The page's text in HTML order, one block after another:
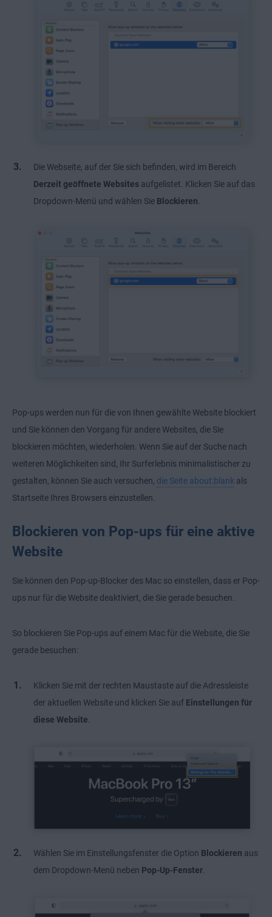
Die Webseite, auf der Sie sich befinden, wird im Bereich
Derzeit geöffnete Websites aufgelistet. Klicken Sie auf das
Dropdown-Menü und wählen Sie Blockieren
Pop-ups werden nun für die von Ihnen gewählte Website blockiert
und Sie können den Vorgang für andere Websites, die Sie
blockieren möchten, wiederholen. Wenn Sie auf der Suche nach
weiteren Möglichkeiten sind, Ihr Surferlebnis minimalistischer zu
gestalten, können Sie auch versuchen, die Seite about:blank als
Startseite Ihres Browsers einzustellen.
Blockieren von Pop-ups für eine aktive
Website
Sie können den Pop-up-Blocker des Mac so einstellen, dass er Pop-
ups nur für die Website deaktiviert, die Sie gerade besuchen.
So blockieren Sie Pop-ups auf einem Mac für die Website, die Sie
gerade besuchen:
Klicken Sie mit der rechten Maustaste auf die Adressleiste
der aktuellen Website und klicken Sie auf Einstellungen für
diese Website
Wählen Sie im Einstellungsfenster die Option Blockieren aus
dem Dropdown-Menü neben Pop-Up-Fenster.